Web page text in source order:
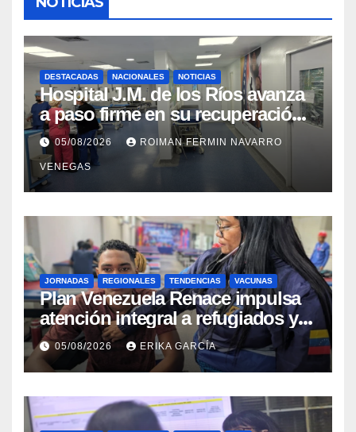
DESTACADAS NACIONALES NOTICIAS
Hospital J.M. de los Ríos avanza
a paso firme en su recuperación
tras los recientes eventos
sísmicos
05/08/2026 ROIMAN FERMIN NAVARRO
VENEGAS
JORNADAS REGIONALES TENDENCIAS VACUNAS
​Plan Venezuela Renace impulsa
atención integral a refugiados y
evaluación de vacunación en
Aragua
05/08/2026 ERIKA GARCÍA